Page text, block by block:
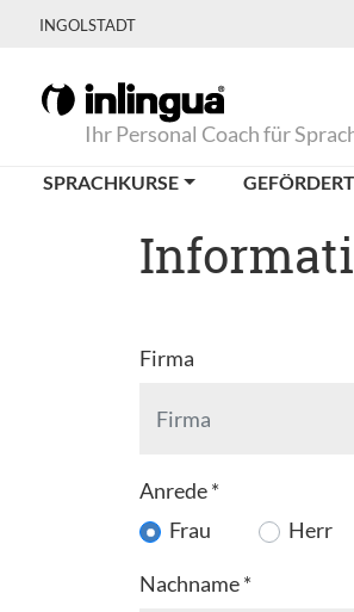
INGOLSTADT
Ihr Personal Coach für
SPRACHKURSE
Firma
Anrede*
Frau
Herr
Nachname*